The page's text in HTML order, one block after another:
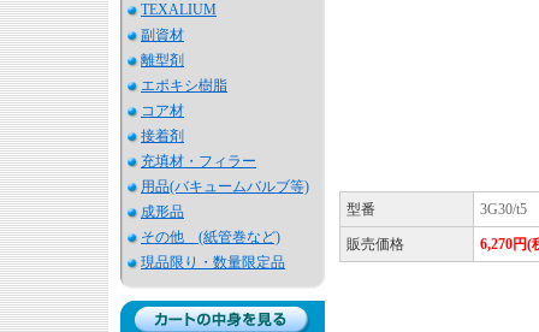
TEXALIUM
副資材
離型剤
エポキシ樹脂
コア材
接着剤
充填材・フィラー
用品(バキュームバルブ等)
成形品
その他 (紙管巻など)
現品限り・数量限定品
型番 3G30/t5
販売価格 6,270円(